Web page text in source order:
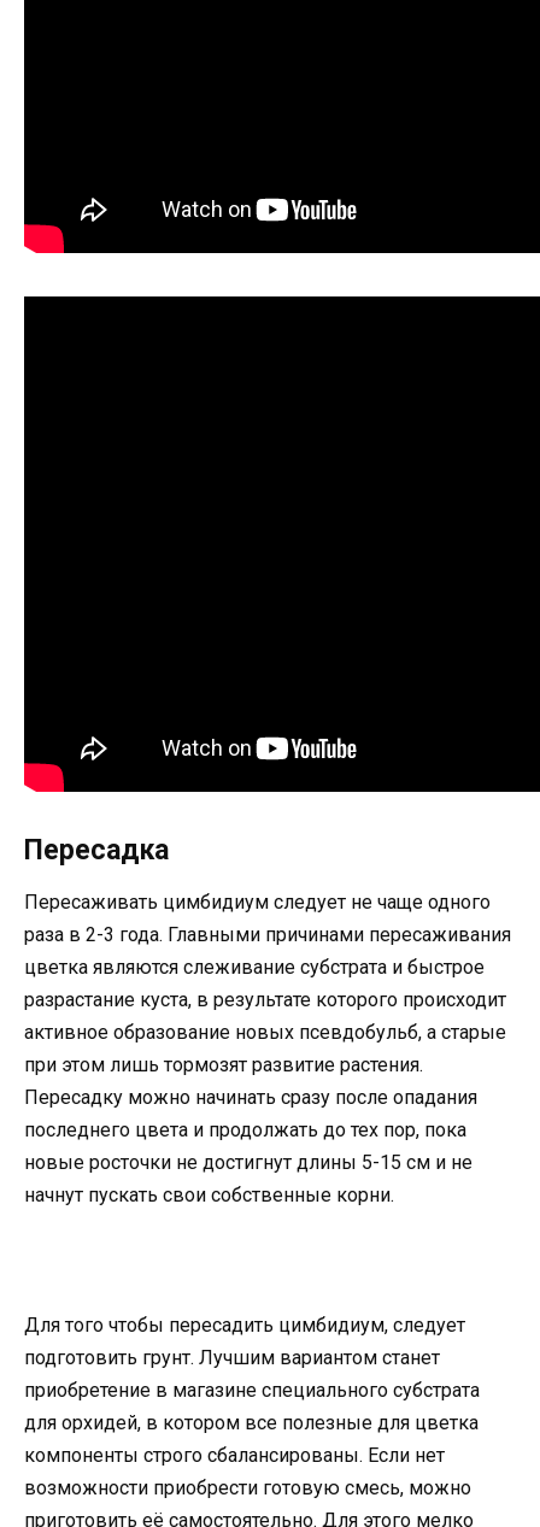
Пересадка
Пересаживать цимбидиум следует не чаще одного
раза в 2-3 года. Главными причинами пересаживания
цветка являются слеживание субстрата и быстрое
разрастание куста, в результате которого происходит
активное образование новых псевдобульб, а старые
при этом лишь тормозят развитие растения.
Пересадку можно начинать сразу после опадания
последнего цвета и продолжать до тех пор, пока
новые росточки не достигнут длины 5-15 см и не
начнут пускать свои собственные корни.
Для того чтобы пересадить цимбидиум, следует
подготовить грунт. Лучшим вариантом станет
приобретение в магазине специального субстрата
для орхидей, в котором все полезные для цветка
компоненты строго сбалансированы. Если нет
возможности приобрести готовую смесь, можно
приготовить её самостоятельно. Для этого мелко